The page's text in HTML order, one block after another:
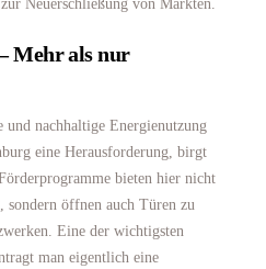
Neuerschließung von Märkten.
Mehr als nur
nachhaltige Energienutzung
eine Herausforderung, birgt
bieten hier nicht
öffnen auch Türen zu
Eine der wichtigsten
man eigentlich eine